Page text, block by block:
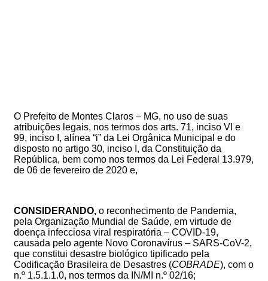
O Prefeito de Montes Claros – MG, no uso de suas
atribuições legais, nos termos dos arts. 71, inciso VI e
99, inciso I, alínea “i” da Lei Orgânica Municipal e do
disposto no artigo 30, inciso I, da Constituição da
República, bem como nos termos da Lei Federal 13.979,
de 06 de fevereiro de 2020 e,
CONSIDERANDO, o reconhecimento de Pandemia,
pela Organização Mundial de Saúde, em virtude de
doença infecciosa viral respiratória – COVID-19,
causada pelo agente Novo Coronavírus – SARS-CoV-2,
que constitui desastre biológico tipificado pela
Codificação Brasileira de Desastres (COBRADE), com o
n.º 1.5.1.1.0, nos termos da IN/MI n.º 02/16;